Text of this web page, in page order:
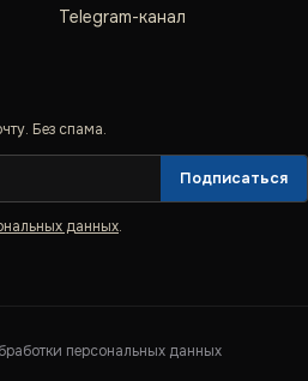
Telegram-канал
Без спама.
Подписаться
данных.
персональных данных